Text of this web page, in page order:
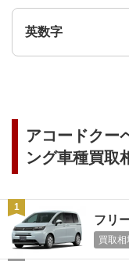
英数字
アコードクー
ング車種買取
フリ
買取相